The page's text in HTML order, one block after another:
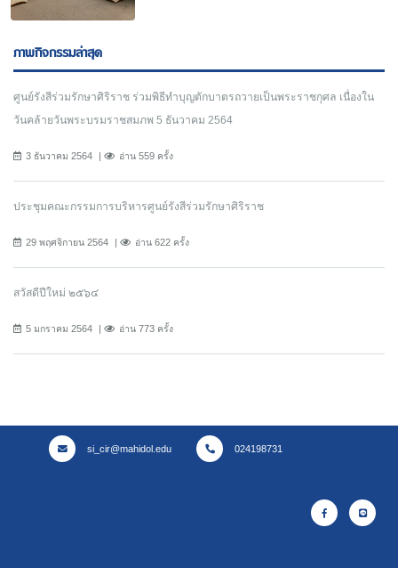
ภาพกิจกรรมล่าสุด
ศูนย์รังสีร่วมรักษาศิริราช ร่วมพิธีทำบุญตักบาตรถวายเป็นพระราชกุศล เนื่องใน
วันคล้ายวันพระบรมราชสมภพ 5 ธันวาคม 2564
3 ธันวาคม 2564 อ่าน 559 ครั้ง
ประชุมคณะกรรมการบริหารศูนย์รังสีร่วมรักษาศิริราช
29 พฤศจิกายน 2564 อ่าน 622 ครั้ง
สวัสดีปีใหม่ ๒๕๖๔
5 มกราคม 2564 อ่าน 773 ครั้ง
si_cir@mahidol.edu 024198731